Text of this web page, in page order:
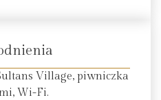
Village, piwniczka
Wi-Fi.